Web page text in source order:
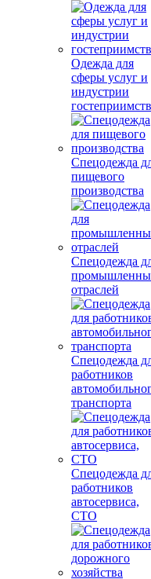
Одежда для
сферы услуг и
индустрии
Спецодежда
пищевого
производства
Спецодежда
отраслей
Спецодежда
работников
транспорта
Спецодежда
работников
автосервиса,
СТО